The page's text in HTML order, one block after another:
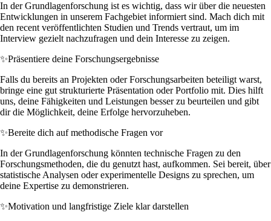
In der Grundlagenforschung ist es wichtig, dass wir über die neuesten
Entwicklungen in unserem Fachgebiet informiert sind. Mach dich mit
den recent veröffentlichten Studien und Trends vertraut, um im
Interview gezielt nachzufragen und dein Interesse zu zeigen.
✨Präsentiere deine Forschungsergebnisse
Falls du bereits an Projekten oder Forschungsarbeiten beteiligt warst,
bringe eine gut strukturierte Präsentation oder Portfolio mit. Dies hilft
uns, deine Fähigkeiten und Leistungen besser zu beurteilen und gibt
dir die Möglichkeit, deine Erfolge hervorzuheben.
✨Bereite dich auf methodische Fragen vor
In der Grundlagenforschung könnten technische Fragen zu den
Forschungsmethoden, die du genutzt hast, aufkommen. Sei bereit, über
statistische Analysen oder experimentelle Designs zu sprechen, um
deine Expertise zu demonstrieren.
✨Motivation und langfristige Ziele klar darstellen